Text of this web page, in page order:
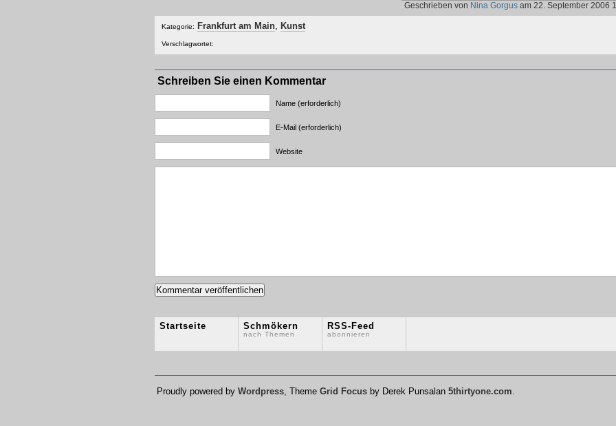
Geschrieben von Nina Gorgus am 22. September 2006
Kategorie: Frankfurt am Main, Kunst
Verschlagwortet:
Schreiben Sie einen Kommentar
Name (erforderlich)
E-Mail (erforderlich)
Website
Startseite Schmökern
nach Themen
RSS-Feed
abonnieren
Proudly powered by Wordpress, Theme Grid Focus by Derek Punsalan 5thirtyone.com.